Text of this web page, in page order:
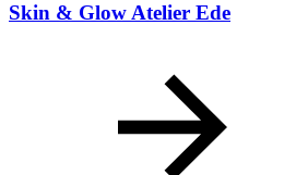
Skin & Glow Atelier Ede